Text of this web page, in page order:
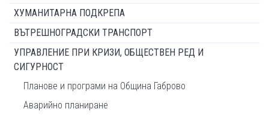
ХУМАНИТАРНА ПОДКРЕПА
ВЪТРЕШНОГРАДСКИ ТРАНСПОРТ
УПРАВЛЕНИЕ ПРИ КРИЗИ, ОБЩЕСТВЕН РЕД И
СИГУРНОСТ
Планове и програми на Община Габрово
Аварийно планиране